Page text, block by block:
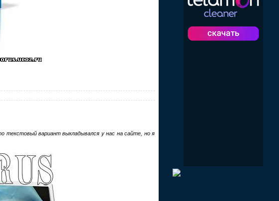
текстовый вариант выкладывался у нас на сайте, но я